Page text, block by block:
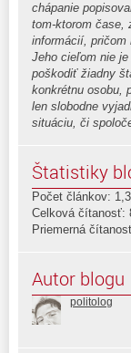
chápanie
tom-ktorom čase,
informácií, pričom
Jeho cieľom nie
poškodiť žiadny
konkrétnu osobu,
len slobodne
situáciu, či
Štatistiky
Počet článkov:
Celková čítanosť:
Priemerná
Autor blogu
politolog